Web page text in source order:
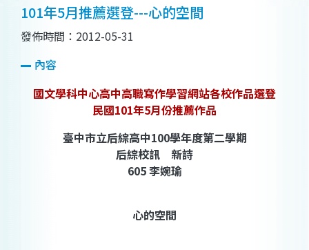
101年5月推薦選登---心的空間
發佈時間：2012-05-31
內容
國文學科中心高中高職寫作學習網站各校作品選登
民國101年5月份推薦作品
臺中市立后綜高中100學年度第二學期
后綜校訊 新詩
605 李婉瑜
心的空間